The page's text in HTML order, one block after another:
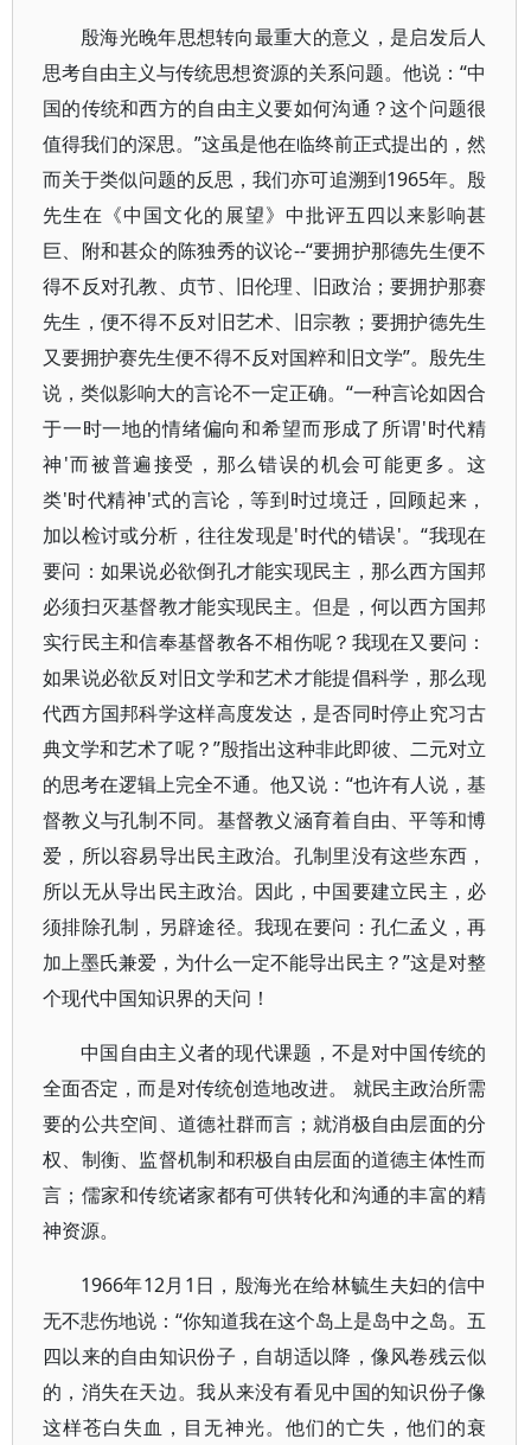
殷海光晚年思想转向最重大的意义，是启发后人
思考自由主义与传统思想资源的关系问题。他说：“中
国的传统和西方的自由主义要如何沟通？这个问题很
值得我们的深思。”这虽是他在临终前正式提出的，然
而关于类似问题的反思，我们亦可追溯到1965年。殷
先生在《中国文化的展望》中批评五四以来影响甚
巨、附和甚众的陈独秀的议论--“要拥护那德先生便不
得不反对孔教、贞节、旧伦理、旧政治；要拥护那赛
先生，便不得不反对旧艺术、旧宗教；要拥护德先生
又要拥护赛先生便不得不反对国粹和旧文学”。殷先生
说，类似影响大的言论不一定正确。“一种言论如因合
于一时一地的情绪偏向和希望而形成了所谓'时代精
神'而被普遍接受，那么错误的机会可能更多。这
类'时代精神'式的言论，等到时过境迁，回顾起来，
加以检讨或分析，往往发现是'时代的错误'。“我现在
要问：如果说必欲倒孔才能实现民主，那么西方国邦
必须扫灭基督教才能实现民主。但是，何以西方国邦
实行民主和信奉基督教各不相伤呢？我现在又要问：
如果说必欲反对旧文学和艺术才能提倡科学，那么现
代西方国邦科学这样高度发达，是否同时停止究习古
典文学和艺术了呢？”殷指出这种非此即彼、二元对立
的思考在逻辑上完全不通。他又说：“也许有人说，基
督教义与孔制不同。基督教义涵育着自由、平等和博
爱，所以容易导出民主政治。孔制里没有这些东西，
所以无从导出民主政治。因此，中国要建立民主，必
须排除孔制，另辟途径。我现在要问：孔仁孟义，再
加上墨氏兼爱，为什么一定不能导出民主？”这是对整
个现代中国知识界的天问！
中国自由主义者的现代课题，不是对中国传统的
全面否定，而是对传统创造地改进。 就民主政治所需
要的公共空间、道德社群而言；就消极自由层面的分
权、制衡、监督机制和积极自由层面的道德主体性而
言；儒家和传统诸家都有可供转化和沟通的丰富的精
神资源。
1966年12月1日，殷海光在给林毓生夫妇的信中
无不悲伤地说：“你知道我在这个岛上是岛中之岛。五
四以来的自由知识份子，自胡适以降，像风卷残云似
的，消失在天边。我从来没有看见中国的知识份子像
这样苍白失血，目无神光。他们的亡失，他们的衰